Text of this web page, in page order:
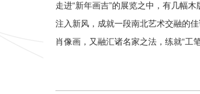
走进“新年画吉”的展览之中，有几幅
注入新风，成就一段南北艺术交融的
肖像画，又融汇诸名家之法，练就“工